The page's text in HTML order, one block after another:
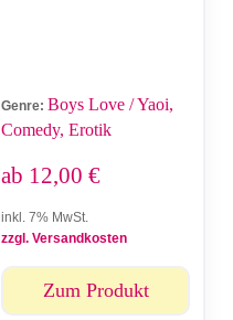
Genre: Boys Love / Yaoi,
Comedy, Erotik
ab 12,00 €
inkl. 7% MwSt.
zzgl. Versandkosten
Zum Produkt